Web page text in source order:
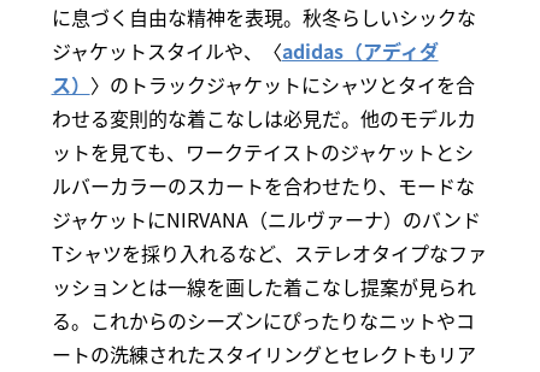
に息づく自由な精神を表現。秋冬らしいシックな
ジャケットスタイルや、〈adidas（アディダ
ス） 〉のトラックジャケットにシャツとタイを合
わせる変則的な着こなしは必見だ。他のモデルカ
ットを見ても、ワークテイストのジャケットとシ
ルバーカラーのスカートを合わせたり、モードな
ジャケットにNIRVANA（ニルヴァーナ）のバンド
Tシャツを採り入れるなど、ステレオタイプなファ
ッションとは一線を画した着こなし提案が見られ
る。これからのシーズンにぴったりなニットやコ
ートの洗練されたスタイリングとセレクトもリア